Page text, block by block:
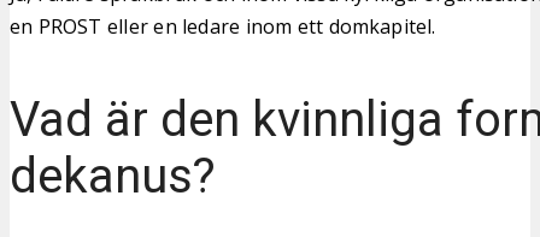
en PROST eller en ledare inom ett domkapitel.
Vad är den kvinnliga
dekanus?